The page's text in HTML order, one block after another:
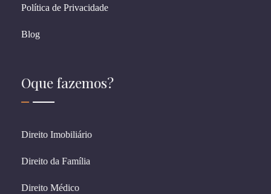
Política de Privacidade
Blog
Oque fazemos?
Direito Imobiliário
Direito da Família
Direito Médico